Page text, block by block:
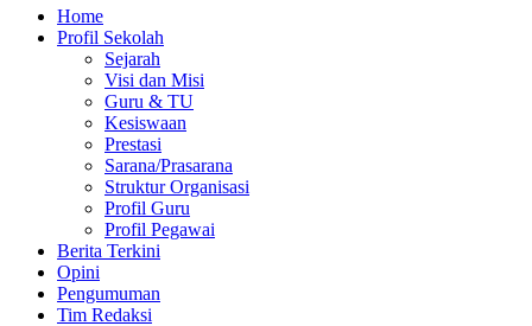
Home
Profil Sekolah
Sejarah
Visi dan Misi
Guru & TU
Kesiswaan
Prestasi
Sarana/Prasarana
Struktur Organisasi
Profil Guru
Profil Pegawai
Berita Terkini
Opini
Pengumuman
Tim Redaksi